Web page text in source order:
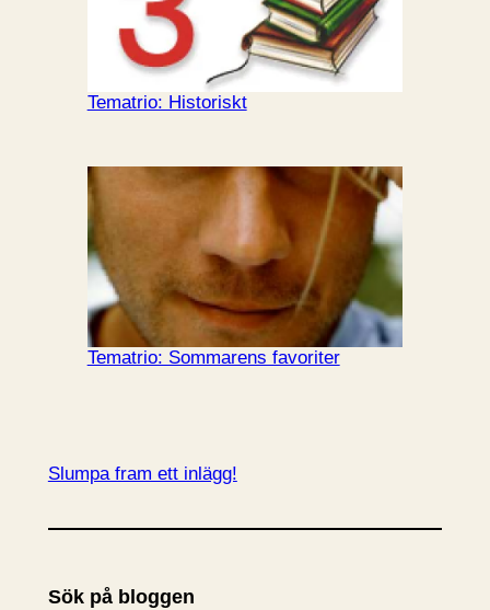
Tematrio: Historiskt
Tematrio: Sommarens favoriter
Slumpa fram ett inlägg!
Sök på bloggen